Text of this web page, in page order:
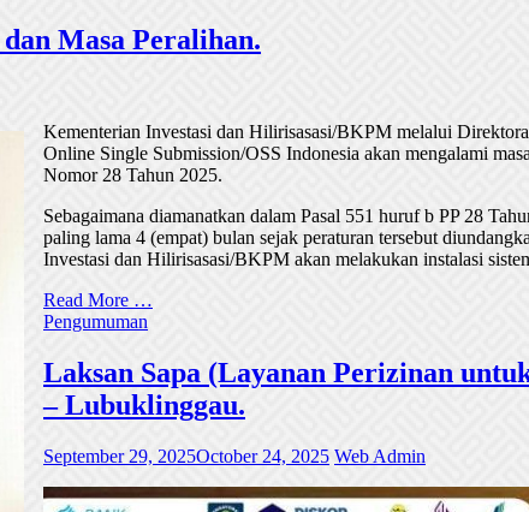
Masa Peralihan.
Kementerian Investasi dan Hilirisasasi/BKPM melalui
Online Single Submission/OSS Indonesia akan mengalami
Nomor 28 Tahun 2025.
Sebagaimana diamanatkan dalam Pasal 551 huruf b PP 28
paling lama 4 (empat) bulan sejak peraturan tersebut
Investasi dan Hilirisasasi/BKPM akan melakukan instalasi
Read More …
Pengumuman
Laksan Sapa (Layanan Perizinan
– Lubuklinggau.
September 29, 2025October 24, 2025 Web Admin